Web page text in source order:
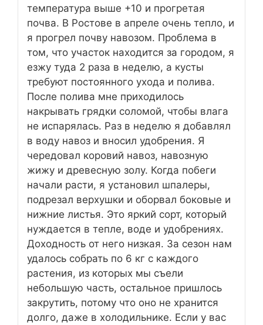
температура выше +10 и прогретая
почва. В Ростове в апреле очень тепло, и
я прогрел почву навозом. Проблема в
том, что участок находится за городом, я
езжу туда 2 раза в неделю, а кусты
требуют постоянного ухода и полива.
После полива мне приходилось
накрывать грядки соломой, чтобы влага
не испарялась. Раз в неделю я добавлял
в воду навоз и вносил удобрения. Я
чередовал коровий навоз, навозную
жижу и древесную золу. Когда побеги
начали расти, я установил шпалеры,
подрезал верхушки и оборвал боковые и
нижние листья. Это яркий сорт, который
нуждается в тепле, воде и удобрениях.
Доходность от него низкая. За сезон нам
удалось собрать по 6 кг с каждого
растения, из которых мы съели
небольшую часть, остальное пришлось
закрутить, потому что оно не хранится
долго, даже в холодильнике. Если у вас